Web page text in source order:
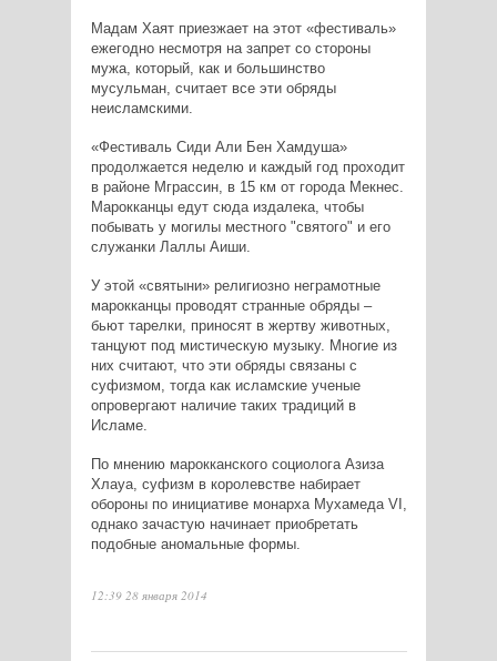
Мадам Хаят приезжает на этот «фестиваль»
ежегодно несмотря на запрет со стороны
мужа, который, как и большинство
мусульман, считает все эти обряды
неисламскими.
«Фестиваль Сиди Али Бен Хамдуша»
продолжается неделю и каждый год проходит
в районе Мграссин, в 15 км от города Мекнес.
Марокканцы едут сюда издалека, чтобы
побывать у могилы местного "святого" и его
служанки Лаллы Аиши.
У этой «святыни» религиозно неграмотные
марокканцы проводят странные обряды –
бьют тарелки, приносят в жертву животных,
танцуют под мистическую музыку. Многие из
них считают, что эти обряды связаны с
суфизмом, тогда как исламские ученые
опровергают наличие таких традиций в
Исламе.
По мнению марокканского социолога Азиза
Хлауа, суфизм в королевстве набирает
обороны по инициативе монарха Мухамеда VI,
однако зачастую начинает приобретать
подобные аномальные формы.
12:39 28 января 2014